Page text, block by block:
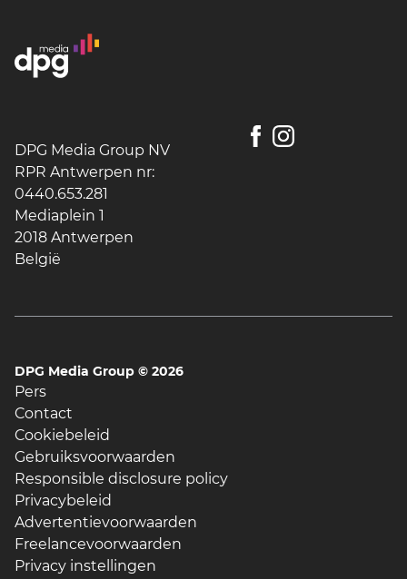
DPG Media Group NV
RPR Antwerpen nr:
0440.653.281
Mediaplein 1
2018 Antwerpen
België
DPG Media Group © 2026
Pers
Contact
Cookiebeleid
Gebruiksvoorwaarden
Responsible disclosure policy
Privacybeleid
Advertentievoorwaarden
Freelancevoorwaarden
Privacy instellingen